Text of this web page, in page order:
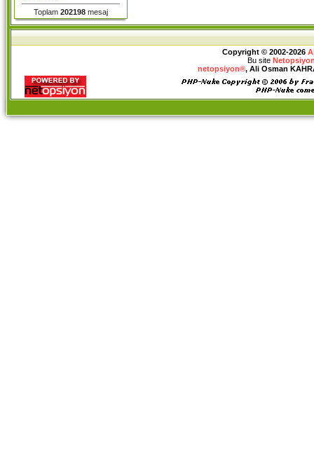
Toplam 202198 mesaj
Copyright © 2002-2026
Bu site
netopsiyon®, Ali Osman